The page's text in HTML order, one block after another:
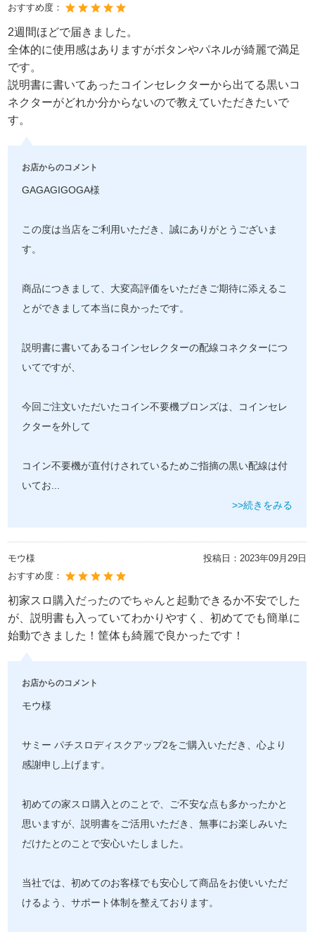
おすすめ度：
2週間ほどで届きました。
全体的に使用感はありますがボタンやパネルが綺麗で満足
です。
説明書に書いてあったコインセレクターから出てる黒いコ
ネクターがどれか分からないので教えていただきたいで
す。
お店からのコメント
GAGAGIGOGA様
この度は当店をご利用いただき、誠にありがとうございま
す。
商品につきまして、大変高評価をいただきご期待に添えるこ
とができまして本当に良かったです。
説明書に書いてあるコインセレクターの配線コネクターにつ
いてですが、
今回ご注文いただいたコイン不要機ブロンズは、コインセレ
クターを外して
コイン不要機が直付けされているためご指摘の黒い配線は付
いてお...
>>続きをみる
モウ様 投稿日：2023年09月29日
おすすめ度：
初家スロ購入だったのでちゃんと起動できるか不安でした
が、説明書も入っていてわかりやすく、初めてでも簡単に
始動できました！筐体も綺麗で良かったです！
お店からのコメント
モウ様
サミー パチスロディスクアップ2をご購入いただき、心より
感謝申し上げます。
初めての家スロ購入とのことで、ご不安な点も多かったかと
思いますが、説明書をご活用いただき、無事にお楽しみいた
だけたとのことで安心いたしました。
当社では、初めてのお客様でも安心して商品をお使いいただ
けるよう、サポート体制を整えております。